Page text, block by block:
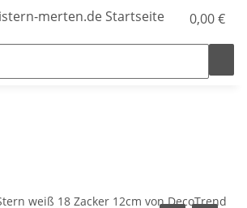
0,00 €